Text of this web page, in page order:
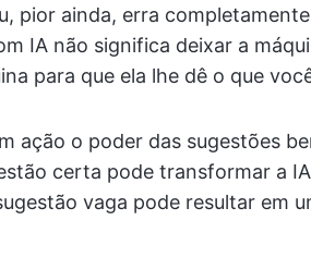
pior ainda, erra
IA não significa deixar a
para que ela lhe dê o que
ação o poder das sugestões
certa pode transformar a
vaga pode resultar em